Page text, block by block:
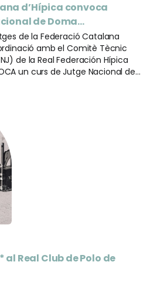
d’Hípica convoca
de Doma
2025 – Gener 2026)
de la Federació Catalana
amb el Comitè Tècnic
de la Real Federación Hípica
un curs de Jutge Nacional de
al Real Club de Polo de